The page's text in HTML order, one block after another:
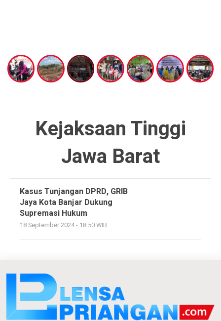
Kejaksaan Tinggi
Jawa Barat
Kasus Tunjangan DPRD, GRIB
Jaya Kota Banjar Dukung
Supremasi Hukum
18 September 2024 - 18:50 WIB